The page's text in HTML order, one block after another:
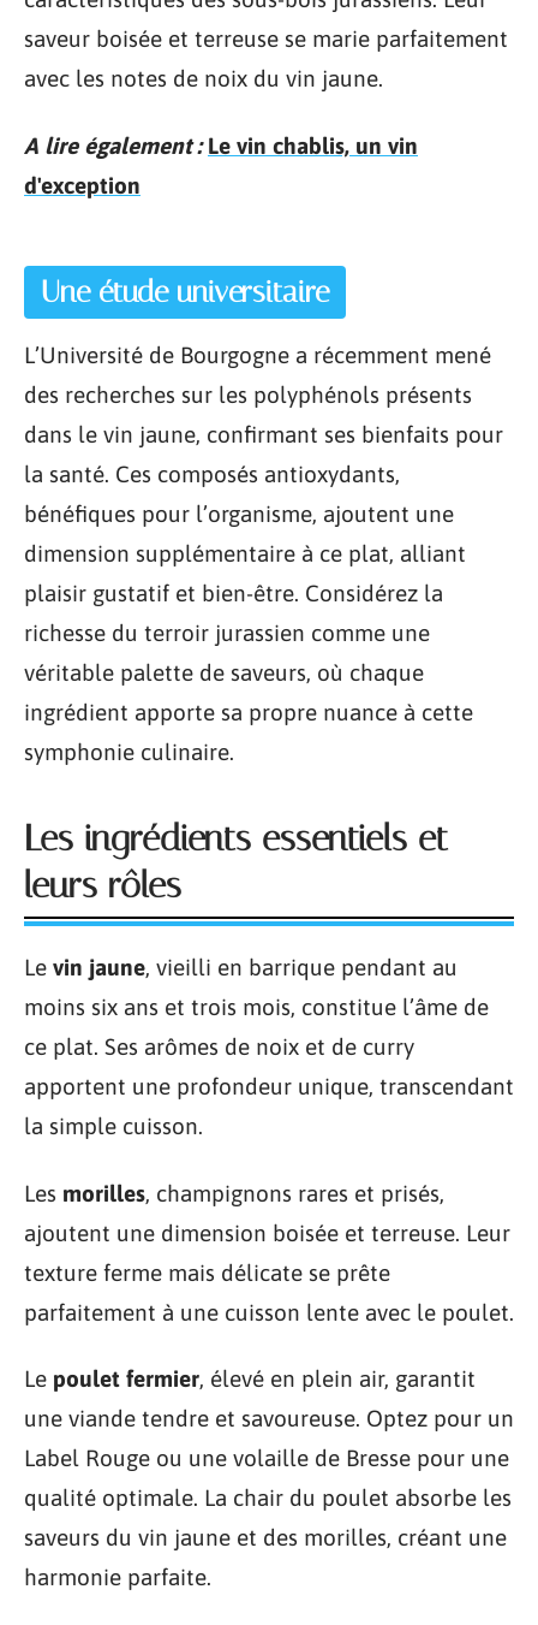
saveur boisée et terreuse se marie parfaitement
avec les notes de noix du vin jaune.
A lire également : Le vin chablis, un vin
d'exception
Une étude universitaire
L’Université de Bourgogne a récemment mené
des recherches sur les polyphénols présents
dans le vin jaune, confirmant ses bienfaits pour
la santé. Ces composés antioxydants,
bénéfiques pour l’organisme, ajoutent une
dimension supplémentaire à ce plat, alliant
plaisir gustatif et bien-être. Considérez la
richesse du terroir jurassien comme une
véritable palette de saveurs, où chaque
ingrédient apporte sa propre nuance à cette
symphonie culinaire.
Les ingrédients essentiels et
leurs rôles
Le vin jaune, vieilli en barrique pendant au
moins six ans et trois mois, constitue l’âme de
ce plat. Ses arômes de noix et de curry
apportent une profondeur unique, transcendant
la simple cuisson.
Les morilles, champignons rares et prisés,
ajoutent une dimension boisée et terreuse. Leur
texture ferme mais délicate se prête
parfaitement à une cuisson lente avec le poulet.
Le poulet fermier, élevé en plein air, garantit
une viande tendre et savoureuse. Optez pour un
Label Rouge ou une volaille de Bresse pour une
qualité optimale. La chair du poulet absorbe les
saveurs du vin jaune et des morilles, créant une
harmonie parfaite.